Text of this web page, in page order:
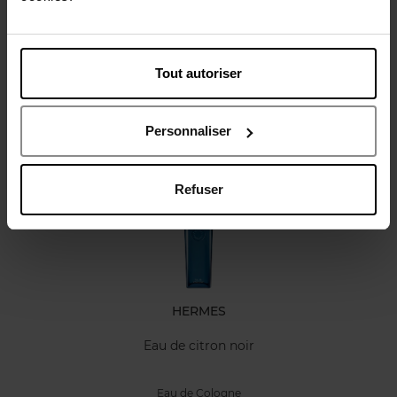
Tout autoriser
Personnaliser
Refuser
Nog iets vergeten ?
HERMES
Eau de citron noir
Eau de Cologne